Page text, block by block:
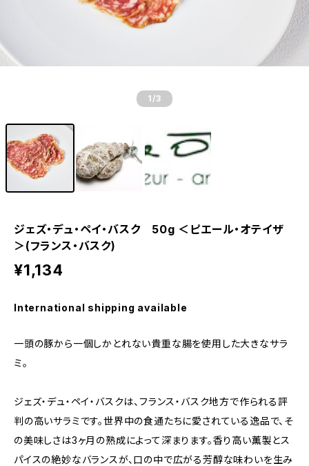
1 /3
ジェズ・デュ・ペイ・バスク 50g ＜ピエール・オテイザ
＞(フランス・バスク)
¥1,134
International shipping available
一頭の豚から一個しかとれない貴重な腸を使用した大きなサラ
ミ。
ジェズ・デュ・ペイ・バスクは、フランス・バスク地方で作られる評
判の高いサラミです。世界中の食通たちに愛されている逸品で、そ
の美味しさは3ヶ月の熟成によって深まります。香り高い薫製とス
パイスの絶妙なバランスが、口の中で広がる芳醇な味わいを生み